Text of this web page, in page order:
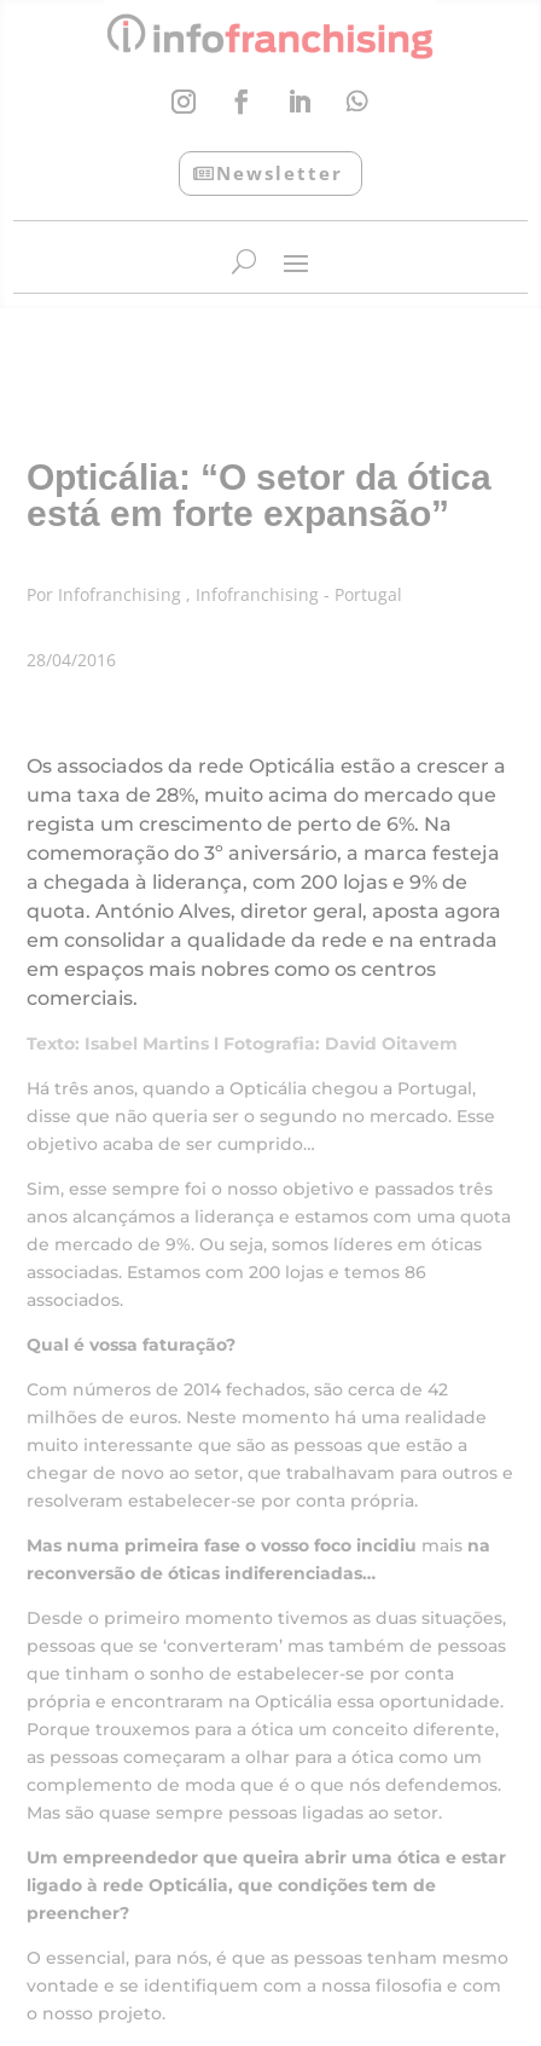
Newsletter
Opticália: “O setor da ótica
está em forte expansão”
Por Infofranchising , Infofranchising - Portugal
28/04/2016
Os associados da rede Opticália estão a crescer a
uma taxa de 28%, muito acima do mercado que
regista um crescimento de perto de 6%. Na
comemoração do 3º aniversário, a marca festeja
a chegada à liderança, com 200 lojas e 9% de
quota. António Alves, diretor geral, aposta agora
em consolidar a qualidade da rede e na entrada
em espaços mais nobres como os centros
comerciais.
Texto: Isabel Martins l Fotografia: David Oitavem
Há três anos, quando a Opticália chegou a Portugal,
disse que não queria ser o segundo no mercado. Esse
objetivo acaba de ser cumprido…
Sim, esse sempre foi o nosso objetivo e passados três
anos alcançámos a liderança e estamos com uma quota
de mercado de 9%. Ou seja, somos líderes em óticas
associadas. Estamos com 200 lojas e temos 86
associados.
Qual é vossa faturação?
Com números de 2014 fechados, são cerca de 42
milhões de euros. Neste momento há uma realidade
muito interessante que são as pessoas que estão a
chegar de novo ao setor, que trabalhavam para outros e
resolveram estabelecer-se por conta própria.
Mas numa primeira fase o vosso foco incidiu mais na
reconversão de óticas indiferenciadas…
Desde o primeiro momento tivemos as duas situações,
pessoas que se ‘converteram’ mas também de pessoas
que tinham o sonho de estabelecer-se por conta
própria e encontraram na Opticália essa oportunidade.
Porque trouxemos para a ótica um conceito diferente,
as pessoas começaram a olhar para a ótica como um
complemento de moda que é o que nós defendemos.
Mas são quase sempre pessoas ligadas ao setor.
Um empreendedor que queira abrir uma ótica e estar
ligado à rede Opticália, que condições tem de
preencher?
O essencial, para nós, é que as pessoas tenham mesmo
vontade e se identifiquem com a nossa filosofia e com
o nosso projeto.